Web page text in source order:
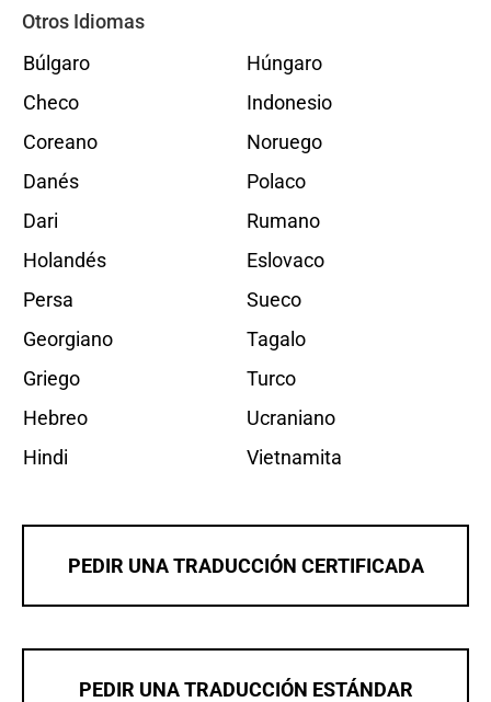
Otros Idiomas
Búlgaro
Checo
Coreano
Danés
Dari
Holandés
Persa
Georgiano
Griego
Hebreo
Hindi
Húngaro
Indonesio
Noruego
Polaco
Rumano
Eslovaco
Sueco
Tagalo
Turco
Ucraniano
Vietnamita
PEDIR UNA TRADUCCIÓN CERTIFICADA
PEDIR UNA TRADUCCIÓN ESTÁNDAR